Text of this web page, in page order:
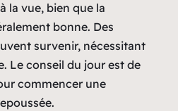
la vue, bien que la
bonne. Des
survenir, nécessitant
Le conseil du jour est de
commencer une